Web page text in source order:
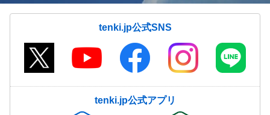
tenki.jp公式SNS
tenki.jp公式アプリ